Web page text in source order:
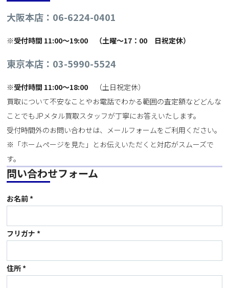
大阪本店：06-6224-0401
※受付時間 11:00～19:00 （土曜～17：00 日祝定休）
東京本店：03-5990-5524
※受付時間 11:00～18:00 （土日祝定休）
買取について不安なことやお電話でわかる範囲の査定額などどんな
ことでもJPメタル買取スタッフが丁寧にお答えいたします。
受付時間外のお問い合わせは、メールフォームをご利用ください。
※「ホームページを見た」とお伝えいただくと対応がスムーズで
す。
問い合わせフォーム
お名前 *
フリガナ *
住所 *